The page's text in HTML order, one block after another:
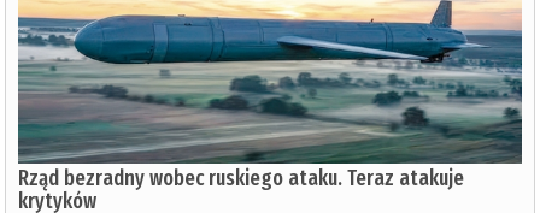
Rząd bezradny wobec ruskiego ataku. Teraz atakuje
krytyków